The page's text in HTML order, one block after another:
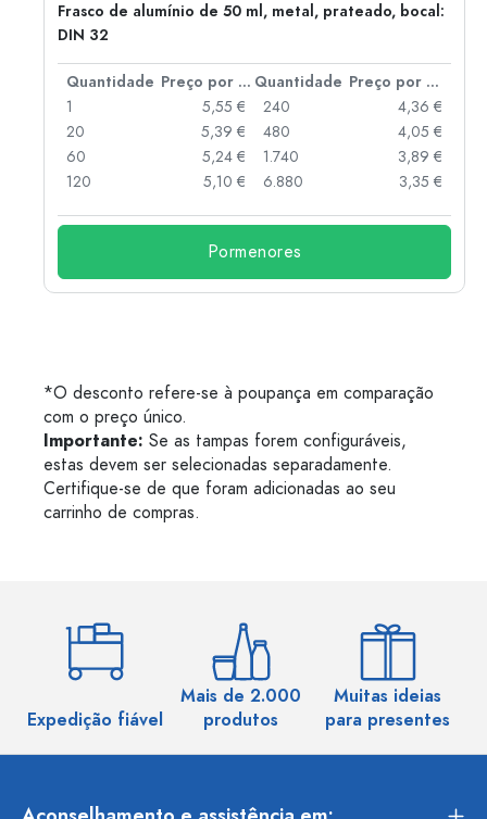
Frasco de alumínio de 50 ml, metal, prateado, bocal:
DIN 32
Quantidade Preço por peça Quantidade
Preço por peça
1
5,55 €
20
5,39 €
60
5,24 €
120
5,10 €
240
4,36 €
480
4,05 €
1.740
3,89 €
6.880
3,35 €
Pormenores
*O desconto refere-se à poupança em comparação
com o preço único.
Importante: Se as tampas forem configuráveis,
estas devem ser selecionadas separadamente.
Certifique-se de que foram adicionadas ao seu
carrinho de compras.
Expedição fiável
Mais de 2.000
produtos
Muitas ideias
para presentes